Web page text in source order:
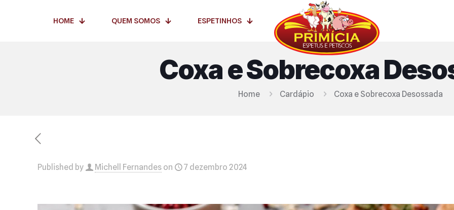
HOME QUEM SOMOS ESPETINHOS
Coxa e Sobrecoxa
Home Cardápio Coxa e Sobrecoxa Desossada
Published by Michell Fernandes on 7 dezembro 2024